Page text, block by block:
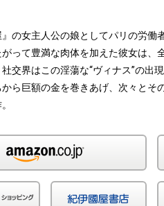
の女主人公の娘としてパリの労働
って豊満な肉体を加えた彼女は、
交界はこの淫蕩な“ヴィナス”の出
ら巨額の金を巻きあげ、次々とそ
Yahoo!ショッピング